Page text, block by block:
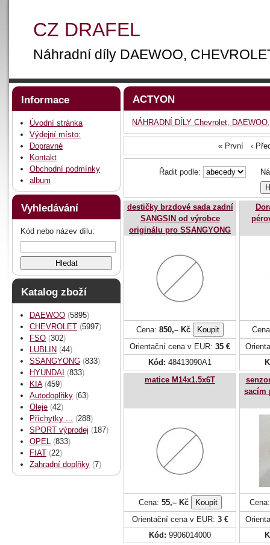
Informace
Úvodní stránka
Výdejní místo:
Dopravné
Kontakt
Obchodní podmínky
album
Vyhledávání
Kód nebo název dílu:
Katalog zboží
DAEWOO (5895)
CHEVROLET (5997)
FSO (302)
LUBLIN (44)
SSANGYONG (833)
HYUNDAI (833)
KIA (459)
Autodoplňky (63)
Oleje (42)
Příchytky ... (288)
SPORT výprodej (187)
OPEL (833)
FIAT (22)
Zahradní doplňky (7)
ACTYON
NÁHRADNÍ DÍLY Chevrolet,
« První ‹
Řadit podle:
destičky brzdové sada zadní
SANGSIN od výrobce
originálu pro SSANGYONG
Cena: 850,– Kč
Orientační cena v EUR: 35 €
Kód: 48413090A1
matice M14x1.5x6T
Cena: 55,– Kč
Orientační cena v EUR: 3 €
Kód: 9906014000
sacím
CZ DRAFEL
Náhradní díly DAEWOO,